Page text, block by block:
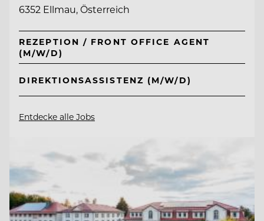
6352 Ellmau, Österreich
REZEPTION / FRONT OFFICE AGENT
(M/W/D)
DIREKTIONSASSISTENZ (M/W/D)
Entdecke alle Jobs